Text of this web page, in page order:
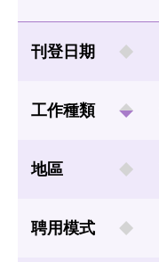
刊登日期
工作種類
地區
聘用模式